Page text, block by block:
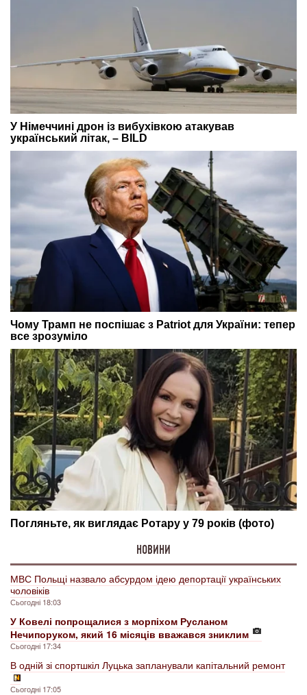
НОВИНИ
МВС Польщі назвало абсурдом ідею депортації українських
чоловіків
Сьогодні 18:03
У Ковелі попрощалися з морпіхом Русланом
Нечипоруком, який 16 місяців вважався зниклим
Сьогодні 17:34
В одній зі спортшкіл Луцька запланували капітальний ремонт
Сьогодні 17:05